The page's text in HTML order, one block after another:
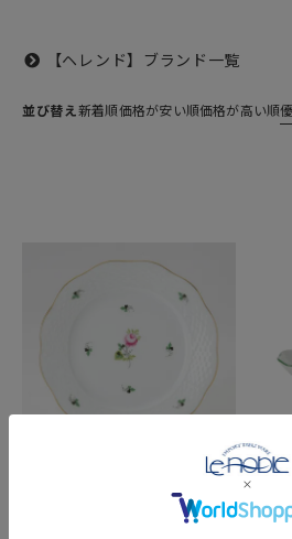
【ヘレンド】ブランド一覧
並び替え 新着順価格が安い順価格が高い順
ヘレンド (HEREND) ウィー
ンのバラ シンプル 00517-0-
ヘ
ン
テ